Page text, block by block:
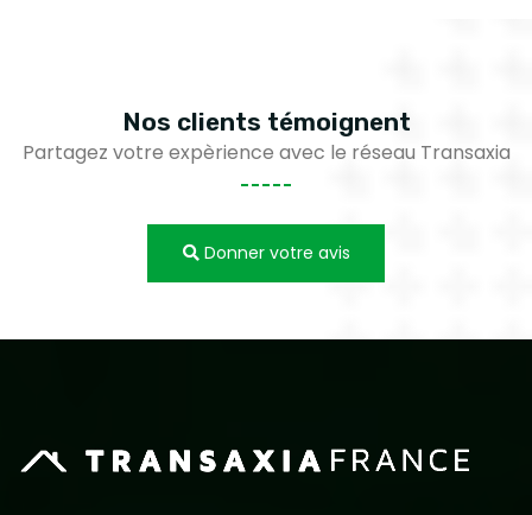
Nos clients témoignent
Partagez votre expèrience avec le réseau Transaxia
Donner votre avis